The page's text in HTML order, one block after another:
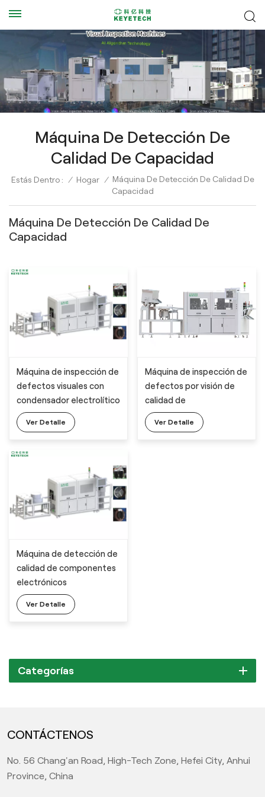
Máquina De Detección De
Calidad De Capacidad
Estás Dentro : / Hogar / Máquina De Detección De Calidad De
Capacidad
Máquina De Detección De Calidad De
Capacidad
Máquina de inspección de
defectos visuales con
condensador electrolítico
de aluminio, última
tecnología AI, con 14
Ver Detalle
Máquina de inspección de
defectos por visión de
calidad de
condensadores
Ver Detalle
Máquina de detección de
calidad de componentes
electrónicos
Ver Detalle
Categorías
CONTÁCTENOS
No. 56 Chang'an Road, High-Tech Zone, Hefei City, Anhui
Province, China